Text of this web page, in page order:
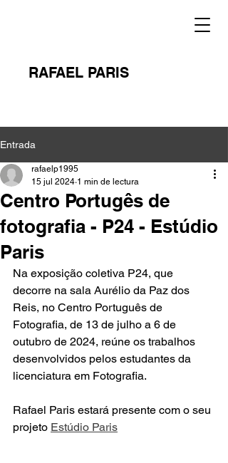
RAFAEL PARIS
Entrada
Centro Portugês de
fotografia - P24 - Estúdio
Paris
rafaelp1995
15 jul 2024 1 min de lectura
Na exposição coletiva P24, que
decorre na sala Aurélio da Paz dos
Reis, no Centro Português de
Fotografia, de 13 de julho a 6 de
outubro de 2024, reúne os trabalhos
desenvolvidos pelos estudantes da
licenciatura em Fotografia.
Rafael Paris estará presente com o seu
projeto Estúdio Paris